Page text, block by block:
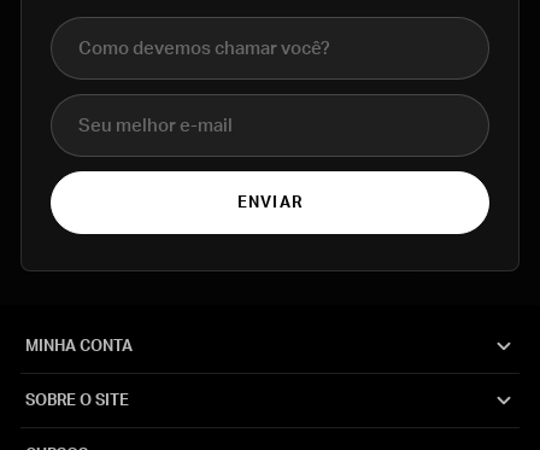
Nome completo
E-mail
ENVIAR
MINHA CONTA
SOBRE O SITE